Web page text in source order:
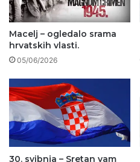
Macelj – ogledalo srama
hrvatskih vlasti.
05/06/2026
30. svibnja – Sretan vam